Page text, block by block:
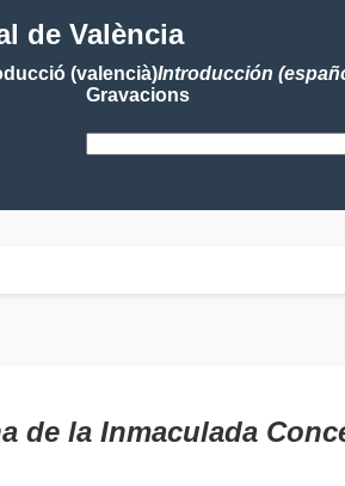
de València
(valencià)Introducción
Gravacions
de la Inmaculada